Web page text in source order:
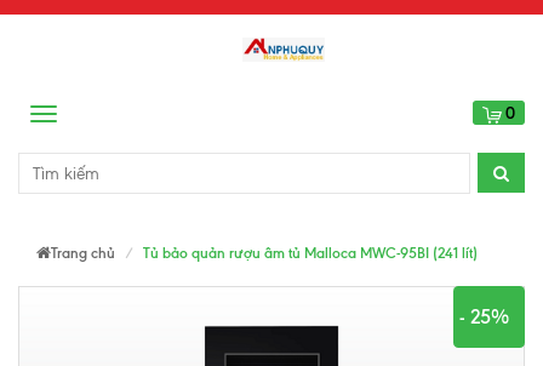
Menu 0
Trang chủ Tủ bảo quản rượu âm tủ Malloca MWC-95BI (241 lít)
- 25%